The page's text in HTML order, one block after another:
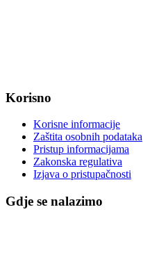
Korisno
Korisne informacije
Zaštita osobnih podataka
Pristup informacijama
Zakonska regulativa
Izjava o pristupačnosti
Gdje se nalazimo